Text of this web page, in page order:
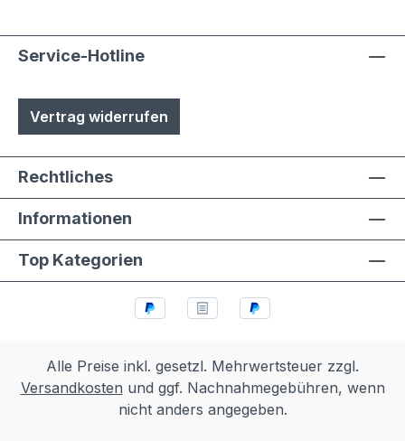
Service-Hotline
Vertrag widerrufen
Rechtliches
Informationen
Top Kategorien
Alle Preise inkl. gesetzl. Mehrwertsteuer zzgl.
Versandkosten und ggf. Nachnahmegebühren, wenn
nicht anders angegeben.